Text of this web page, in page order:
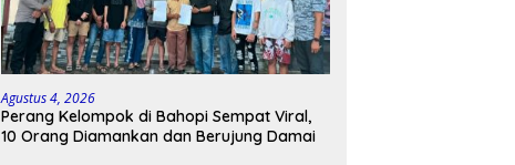
Agustus 4, 2026
Perang Kelompok di Bahopi Sempat Viral,
10 Orang Diamankan dan Berujung Damai